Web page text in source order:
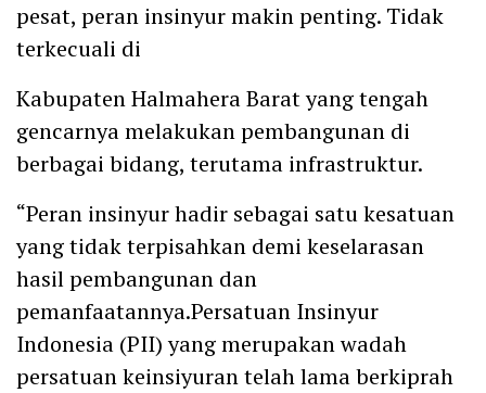
pesat, peran insinyur makin penting. Tidak
terkecuali di
Kabupaten Halmahera Barat yang tengah
gencarnya melakukan pembangunan di
berbagai bidang, terutama infrastruktur.
“Peran insinyur hadir sebagai satu kesatuan
yang tidak terpisahkan demi keselarasan
hasil pembangunan dan
pemanfaatannya.Persatuan Insinyur
Indonesia (PII) yang merupakan wadah
persatuan keinsiyuran telah lama berkiprah